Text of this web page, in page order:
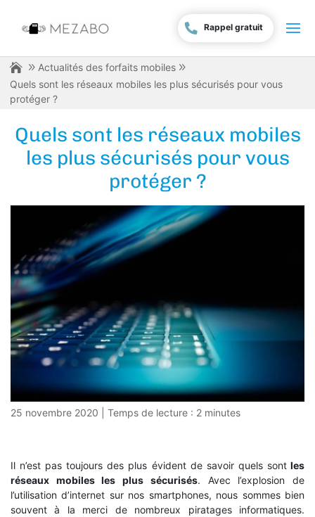
Rappel gratuit
Actualités des forfaits mobiles
Quels sont les réseaux mobiles les plus sécurisés pour vous
protéger ?
Quels sont les réseaux mobiles
les plus sécurisés pour vous
protéger ?
25 novembre 2020 Temps de lecture : 2 minutes
Il n’est pas toujours des plus évident de savoir quels sontles
réseaux mobiles les plus sécurisés. Avec l’explosion de
l’utilisation d’internet sur nos smartphones, nous sommes bien
souvent à la merci de nombreux piratages informatiques.